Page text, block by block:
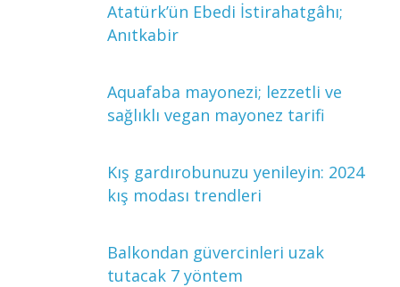
Atatürk’ün Ebedi İstirahatgâhı;
Anıtkabir
Aquafaba mayonezi; lezzetli ve
sağlıklı vegan mayonez tarifi
Kış gardırobunuzu yenileyin: 2024
kış modası trendleri
Balkondan güvercinleri uzak
tutacak 7 yöntem